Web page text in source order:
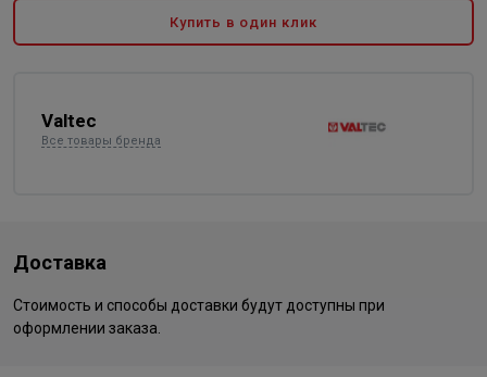
Купить в один клик
Valtec
Все товары бренда
Доставка
Стоимость и способы доставки будут доступны при
оформлении заказа.